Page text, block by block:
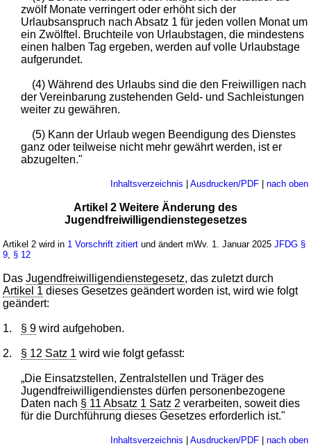
zwölf Monate verringert oder erhöht sich der
Urlaubsanspruch nach Absatz 1 für jeden vollen Monat um
ein Zwölftel. Bruchteile von Urlaubstagen, die mindestens
einen halben Tag ergeben, werden auf volle Urlaubstage
aufgerundet.
(4) Während des Urlaubs sind die den Freiwilligen nach
der Vereinbarung zustehenden Geld- und Sachleistungen
weiter zu gewähren.
(5) Kann der Urlaub wegen Beendigung des Dienstes
ganz oder teilweise nicht mehr gewährt werden, ist er
abzugelten."
Inhaltsverzeichnis | Ausdrucken/PDF| nach oben
Artikel 2 Weitere Änderung des
Jugendfreiwilligendienstegesetzes
Artikel 2 wird in 1 Vorschrift zitiert und ändert mWv. 1. Januar 2025JFDG §
9 § 12
DasJugendfreiwilligendienstegesetz, das zuletzt durch
Artikel 1 dieses Gesetzes geändert worden ist, wird wie folgt
geändert:
1. § 9 wird aufgehoben.
2. § 12 Satz 1 wird wie folgt gefasst:
„Die Einsatzstellen, Zentralstellen und Träger des
Jugendfreiwilligendienstes dürfen personenbezogene
Daten nach § 11 Absatz 1 Satz 2 verarbeiten, soweit dies
für die Durchführung dieses Gesetzes erforderlich ist."
Inhaltsverzeichnis | Ausdrucken/PDF| nach oben